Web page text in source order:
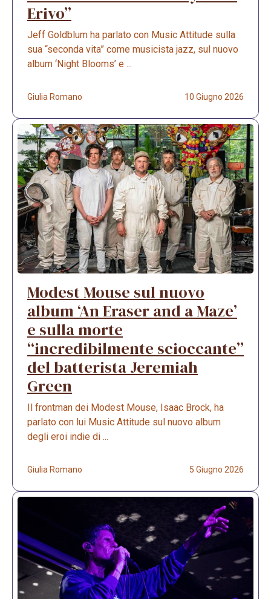
Erivo”
Jeff Goldblum ha parlato con Music Attitude sulla
sua “seconda vita” come musicista jazz, sul nuovo
album ‘Night Blooms’ e ...
Giulia Romano 10 Giugno 2026
Modest Mouse sul nuovo
album ‘An Eraser and a Maze’
e sulla morte
“incredibilmente scioccante”
del batterista Jeremiah
Green
Il frontman dei Modest Mouse, Isaac Brock, ha
parlato con lui Music Attitude sul nuovo album
degli eroi indie di ...
Giulia Romano 5 Giugno 2026